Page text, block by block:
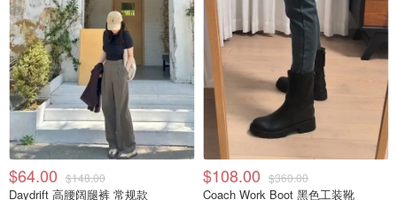
$64.00 $148.00
Daydrift 高腰阔腿裤 常规款
$108.00 $360.00
Coach Work Boot 黑色工装靴